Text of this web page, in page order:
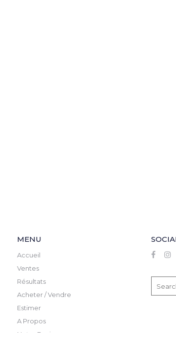
MENU
Accueil
Ventes
Résultats
Acheter / Vendre
Estimer
A Propos
Notre Equipe